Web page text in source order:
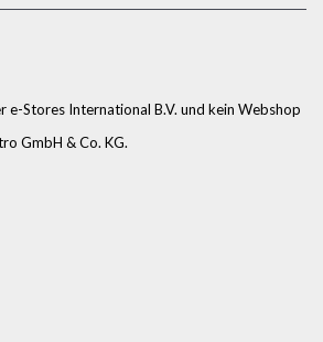
e-Stores International B.V. und kein Webshop
GmbH & Co. KG.